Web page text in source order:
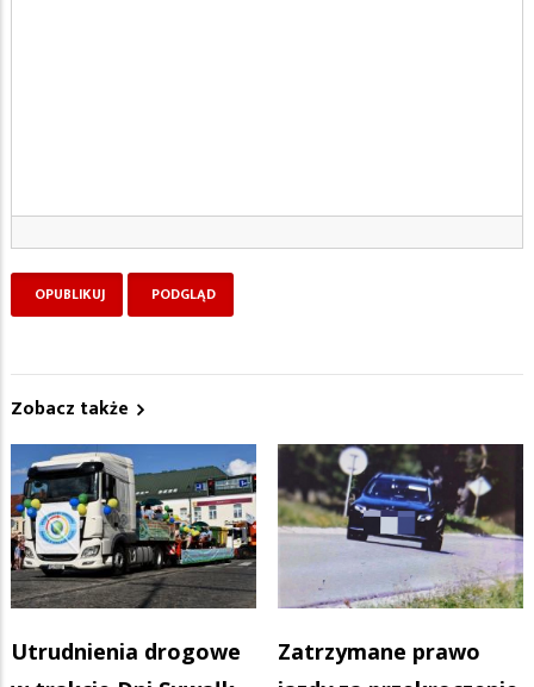
Zobacz także
Utrudnienia drogowe
Zatrzymane prawo